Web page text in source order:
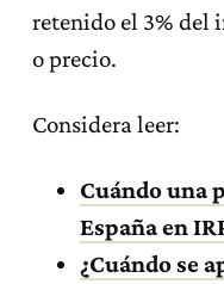
retenido el 3% del
o precio.
Considera leer:
Cuándo una
España en
¿Cuándo se